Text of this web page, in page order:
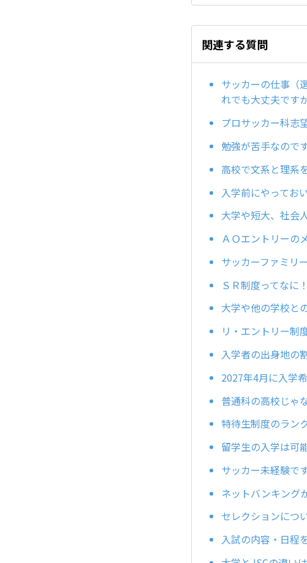
関連する質問
サッカーの仕事（
れでも大丈夫です
プロサッカー科志
勉強が苦手なので
高校で文系と理系
入学前にやってお
大学や短大、社会
ＡＯエントリーの
サッカーファミリ
ＳＲ制度ってなに
大学や他の学校と
リ・エントリー制
入学者の出身地の
2027年4月に入学
普通科の高校じゃ
特待生制度のラン
留学生の入学は可
サッカー未経験で
ネットバンキング
セレクションにつ
入試の内容・日程